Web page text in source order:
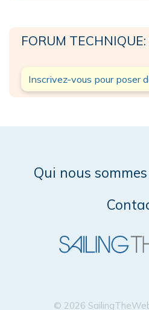
FORUM
Inscrivez-vous pour poser
Qui nous sommes
© 2026